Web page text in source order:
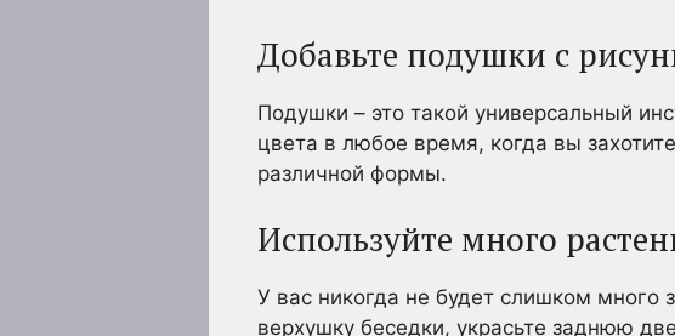
Добавьте подушки с
Подушки – это такой универсальный
цвета в любое время, когда вы
различной формы.
Используйте много
У вас никогда не будет слишком много
верхушку беседки, украсьте заднюю